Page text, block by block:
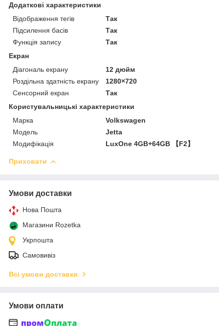
Додаткові характеристики
Відображення тегів
Так
Підсилення басів
Так
Функція запису
Так
Екран
Діагональ екрану
12 дюйм
Роздільна здатність екрану
1280×720
Сенсорний екран
Так
Користувальницькі характеристики
Марка
Volkswagen
Мoдель
Jetta
Модифікація
LuxOne 4GB+64GB 【F2】
Приховати
Умови доставки
Нова Пошта
Магазини Rozetka
Укрпошта
Самовивіз
Всі умови доставки
Умови оплати